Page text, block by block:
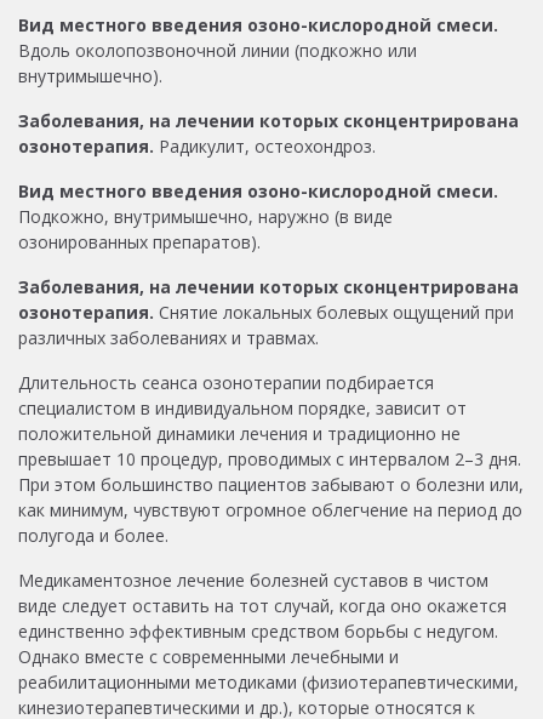
Вид местного введения озоно-кислородной смеси.
Вдоль околопозвоночной линии (подкожно или
внутримышечно).
Заболевания, на лечении которых сконцентрирована
озонотерапия. Радикулит, остеохондроз.
Вид местного введения озоно-кислородной смеси.
Подкожно, внутримышечно, наружно (в виде
озонированных препаратов).
Заболевания, на лечении которых сконцентрирована
озонотерапия. Снятие локальных болевых ощущений при
различных заболеваниях и травмах.
Длительность сеанса озонотерапии подбирается
специалистом в индивидуальном порядке, зависит от
положительной динамики лечения и традиционно не
превышает 10 процедур, проводимых с интервалом 2–3 дня.
При этом большинство пациентов забывают о болезни или,
как минимум, чувствуют огромное облегчение на период до
полугода и более.
Медикаментозное лечение болезней суставов в чистом
виде следует оставить на тот случай, когда оно окажется
единственно эффективным средством борьбы с недугом.
Однако вместе с современными лечебными и
реабилитационными методиками (физиотерапевтическими,
кинезиотерапевтическими и др.), которые относятся к